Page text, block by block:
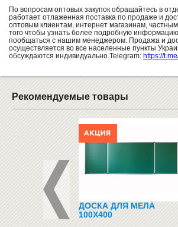
По вопросам оптовых закупок обращайтесь в
работает отлаженная поставка по продаже и
оптовым клиентам, интернет магазинам,
того чтобы узнать более подробную
пообщаться с нашим менеджером. Продажа и
осуществляется во все населенные пункты
обсуждаются индивидуально.Telegram: https://
Рекомендуемые товары
БЕЙСБОЛКИ С
ДОСКА ДЛЯ МЕЛА
100Х400